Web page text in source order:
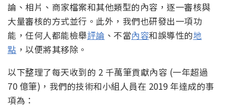
論、相片、商家檔案和其他類型的內容，逐一審核與
大量審核的方式並行。此外，我們也研發出一項功
能，任何人都能檢舉評論 、不當內容和誤導性的地
點 ，以便將其移除。
以下整理了每天收到的 2 千萬筆貢獻內容 (一年超過
70 億筆)，我們的技術和小組人員在 2019 年達成的事
項為：